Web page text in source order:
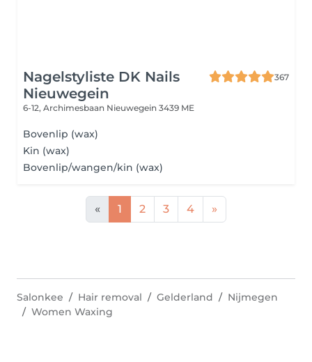
Nagelstyliste DK Nails
Nieuwegein
367
6-12, Archimesbaan Nieuwegein 3439 ME
Bovenlip (wax)
Kin (wax)
Bovenlip/wangen/kin (wax)
« 1 2 3 4 »
Salonkee Hair removal Gelderland
Nijmegen
Women Waxing